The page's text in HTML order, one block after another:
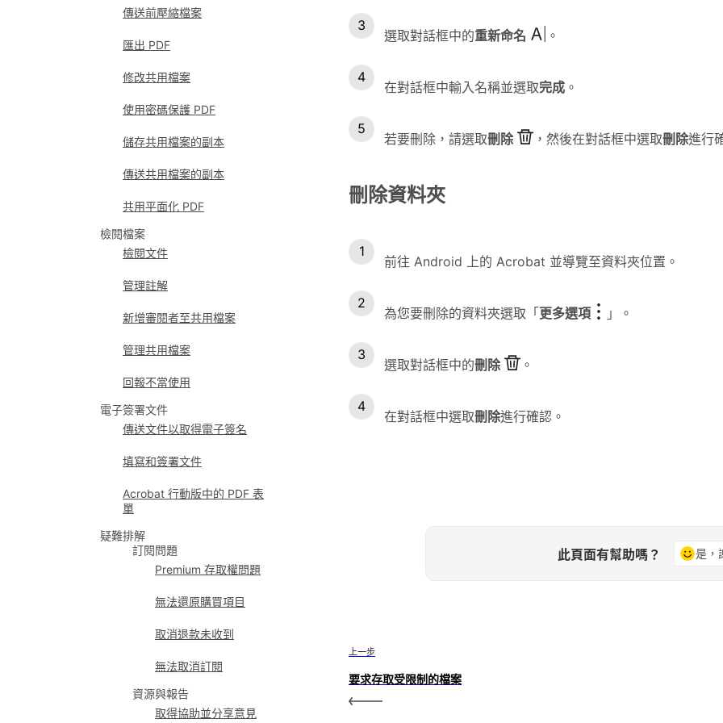
傳送前壓縮檔案
匯出 PDF
修改共用檔案
使用密碼保護 PDF
儲存共用檔案的副本
傳送共用檔案的副本
共用平面化 PDF
檢閱檔案
檢閱文件
管理註解
新增審閱者至共用檔案
管理共用檔案
回報不當使用
電子簽署文件
傳送文件以取得電子簽名
填寫和簽署文件
Acrobat 行動版中的 PDF 表
單
疑難排解
訂閱問題
Premium 存取權問題
無法還原購買項目
取消退款未收到
無法取消訂閱
資源與報告
取得協助並分享意見
選取對話框中的重新命名 。
在對話框中輸入名稱並選取完成 。
若要刪除，請選取刪除 ，然後在對話框中選取刪除進行
刪除資料夾
前往 Android 上的 Acrobat 並導覽至資料夾位置。
為您要刪除的資料夾選取「更多選項 」。
選取對話框中的刪除 。
在對話框中選取刪除進行確認。
此頁面有幫助嗎？ 是，
上一步
要求存取受限制的檔案